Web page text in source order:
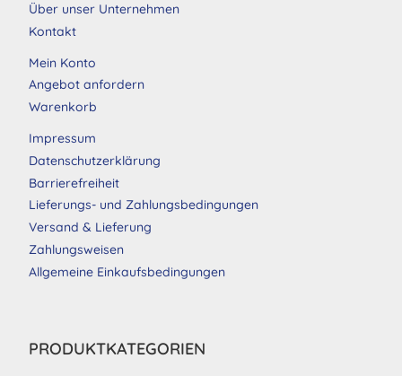
Über unser Unternehmen
Kontakt
Mein Konto
Angebot anfordern
Warenkorb
Impressum
Datenschutzerklärung
Barrierefreiheit
Lieferungs- und Zahlungsbedingungen
Versand & Lieferung
Zahlungsweisen
Allgemeine Einkaufsbedingungen
PRODUKTKATEGORIEN